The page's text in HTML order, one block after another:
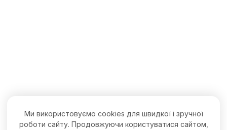
Ми використовуємо cookies для швидкої і зручної
роботи сайту. Продовжуючи користуватися сайтом,